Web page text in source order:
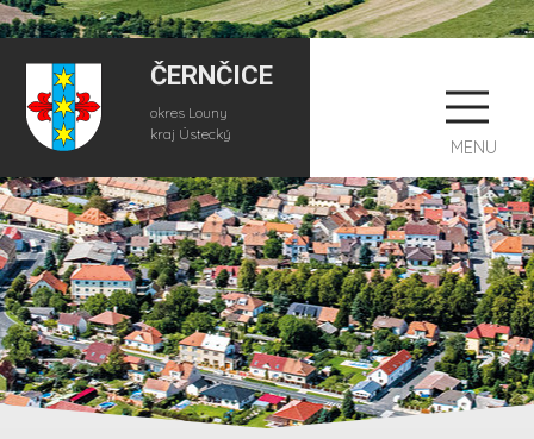
ČERNČICE
okres Louny
kraj Ústecký
MENU